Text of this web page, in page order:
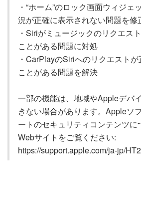
・“ホーム”のロック画面ウィジェ
況が正確に表示されない問題を修
・Siriがミュージックのリクエス
ことがある問題に対処
・CarPlayのSiriへのリクエスト
ことがある問題を解決
一部の機能は、地域やAppleデバ
きない場合があります。Appleソ
ートのセキュリティコンテンツ
Webサイトをご覧ください:
https://support.apple.com/ja-jp/